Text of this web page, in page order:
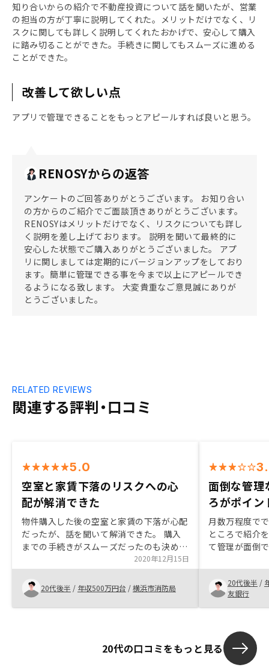
知り合いからの紹介で不動産投資について話を聞いたが、営業
の担当の方が丁寧に説明してくれた。メリットだけでなく、リ
スクに関しても詳しく説明してくれたおかげで、安心して購入
に踏み切ることができた。手続きに関してもスムーズに進める
ことができた。
改善して欲しい点
アプリで管理できることをもっとアピールすれば良いと思う。
RENOSYからの返答
アンケートのご回答ありがとうございます。 お知り合い
の方からのご紹介でご面談頂きありがとうございます。
RENOSYはメリットだけでなく、リスクについても詳し
く説明を差し上げております。 説明を聞いて最終的に
安心した状態でご購入ありがとうございました。 アプ
リに関しましては定期的にバージョンアップをしており
ます。簡単に管理できる事を今まで以上にアピールでき
るようになる致します。 大変貴重なご意見誠にありが
とうございました。
関連する評判・口コミ
RELATED REVIEWS
5.0
空室と家賃下落のリスクへの心
配が解消できた
物件購入した後の空室と家賃の下落が心配
だったが、話を聞いて解消できた。 購入
までの手続きがスムーズだったのも決め手
となった。特にありません。2020年12月15日
20代後半 / 年収500万円台 /横浜市消防局
面倒な管理
ろがポイン
月数万程度で
ところで紹介
て管理が面倒
制が整ってい
許容できる範
きるものだっ
担当者の知識
い担当者が話
ートするか、
体制にしたほ
20代後半 /
友銀行
20代の口コミをもっと見る